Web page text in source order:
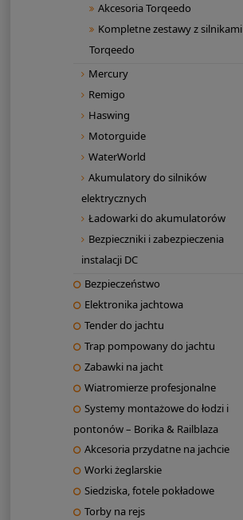
Akcesoria Torqeedo
Kompletne zestawy z silnikami
Torqeedo
Mercury
Remigo
Haswing
Motorguide
WaterWorld
Akumulatory do silników
elektrycznych
Ładowarki do akumulatorów
Bezpieczniki i zabezpieczenia
instalacji DC
Bezpieczeństwo
Elektronika jachtowa
Tender do jachtu
Trap pompowany do jachtu
Zabawki na jacht
Wiatromierze profesjonalne
Systemy montażowe do łodzi i
pontonów – Borika & Railblaza
Akcesoria przydatne na jachcie
Worki żeglarskie
Siedziska, fotele pokładowe
Torby na rejs